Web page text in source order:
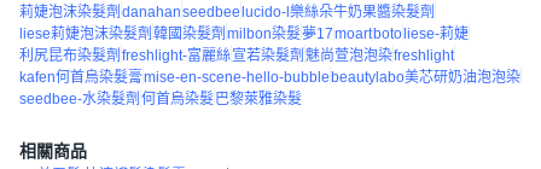
莉婕泡沫染髮劑 danahanseedbeelucido-l樂絲朵牛奶果醬染髮劑
liese莉婕泡沫染髮劑 韓國染髮劑 milbon染髮夢17moartbotoliese-莉婕
利尻昆布染髮劑 freshlight-富麗絲宣若染髮劑 魅尚萱泡泡染freshlight
kafen何首烏染髮膏mise-en-scene-hello-bubblebeautylabo美芯研奶油泡泡染
seedbee-水染髮劑 何首烏染髮 巴黎萊雅染髮
相關商品